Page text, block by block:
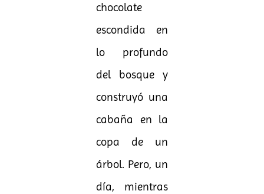
chocolate
escondida en
lo profundo
del bosque y
construyó una
cabaña en la
copa de un
árbol. Pero, un
día, mientras